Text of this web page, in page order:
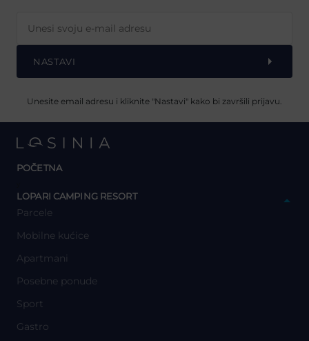
NASTAVI
Unesite email adresu i kliknite "Nastavi" kako bi završili prijavu.
POČETNA
LOPARI CAMPING RESORT
Parcele
Mobilne kućice
Apartmani
Posebne ponude
Sport
Gastro